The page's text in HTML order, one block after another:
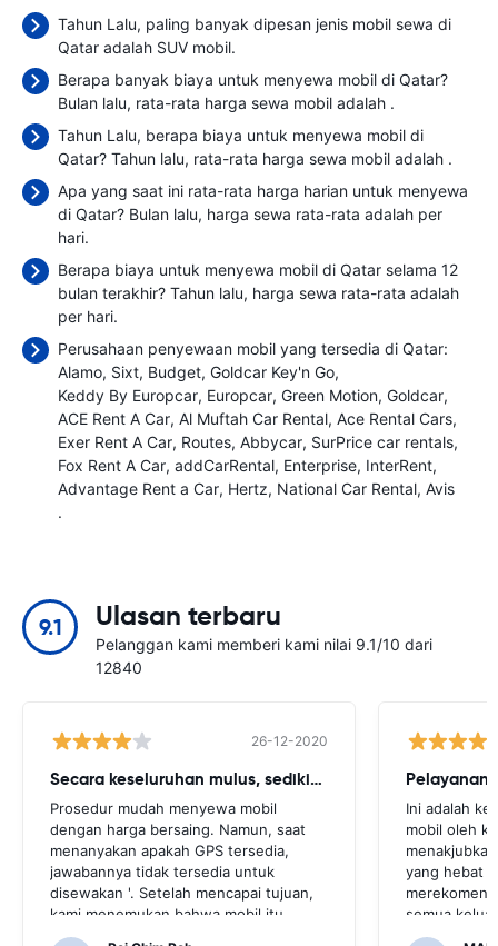
Tahun Lalu, paling banyak dipesan jenis mobil sewa di
Qatar adalah SUV mobil.
Berapa banyak biaya untuk menyewa mobil di Qatar?
Bulan lalu, rata-rata harga sewa mobil adalah .
Tahun Lalu, berapa biaya untuk menyewa mobil di
Qatar? Tahun lalu, rata-rata harga sewa mobil adalah .
Apa yang saat ini rata-rata harga harian untuk menyewa
di Qatar? Bulan lalu, harga sewa rata-rata adalah per
hari.
Berapa biaya untuk menyewa mobil di Qatar selama 12
bulan terakhir? Tahun lalu, harga sewa rata-rata adalah
per hari.
Perusahaan penyewaan mobil yang tersedia di Qatar:
Alamo Sixt Budget Goldcar Key'n Go
Keddy By Europcar Europcar Green Motion Goldcar
ACE Rent A Car Al Muftah Car Rental Ace Rental Cars
Exer Rent A Car Routes Abbycar SurPrice car rentals
Fox Rent A Car addCarRental Enterprise InterRent
Advantage Rent a Car Hertz National Car Rental Avis
.
9.1 Ulasan terbaru
Pelanggan kami memberi kami nilai 9.1/10 dari
12840
26-12-2020
Secara keseluruhan mulus, sedikit cegukan
Prosedur mudah menyewa mobil
dengan harga bersaing. Namun, saat
menanyakan apakah GPS tersedia,
jawabannya tidak tersedia untuk
disewakan '. Setelah mencapai tujuan,
kami menemukan bahwa mobil itu
dilengkapi GPS.Akan sangat
Pelayanan
Ini adalah
mobil oleh
yang hebat
semua
melakukan